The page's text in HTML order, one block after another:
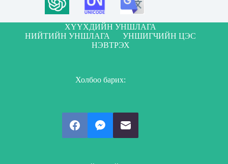
ХҮҮХДИЙН УНШЛАГА
НИЙТИЙН УНШЛАГА
УНШИГЧИЙН ЦЭС
НЭВТРЭХ
Холбоо барих: